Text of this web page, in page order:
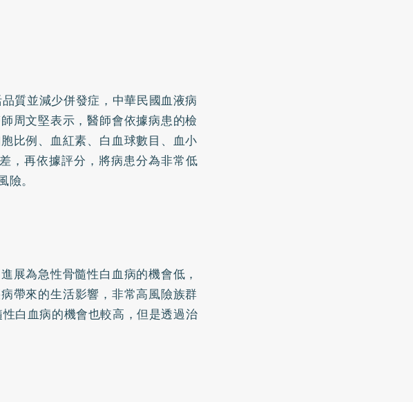
質並減少併發症，中華民國血液病
周文堅表示，醫師會依據病患的檢
比例、血紅素、白血球數目、血小
，再依據評分，將病患分為非常低
。
展為急性骨髓性白血病的機會低，
帶來的生活影響，非常高風險族群
白血病的機會也較高，但是透過治